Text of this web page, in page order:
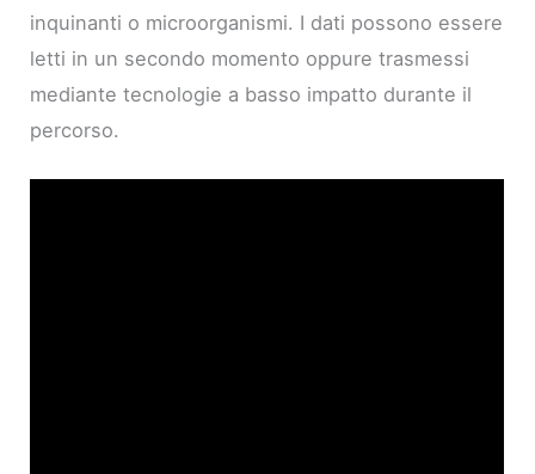
inquinanti o microorganismi. I dati possono essere
letti in un secondo momento oppure trasmessi
mediante tecnologie a basso impatto durante il
percorso.